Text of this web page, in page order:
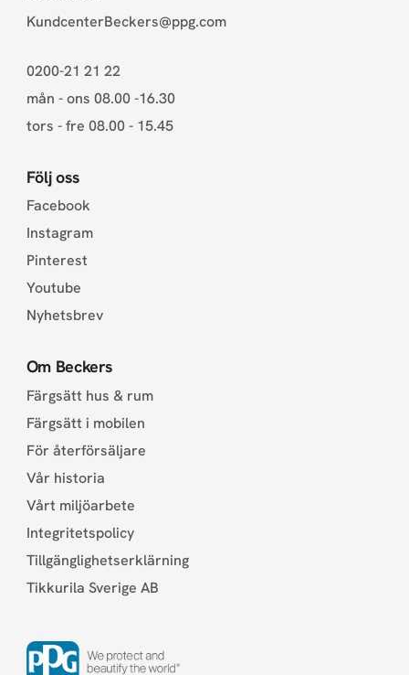
KundcenterBeckers@ppg.com
0200-21 21 22
mån - ons 08.00 -16.30
tors - fre 08.00 - 15.45
Följ oss
Facebook
Instagram
Pinterest
Youtube
Nyhetsbrev
Om Beckers
Färgsätt hus & rum
Färgsätt i mobilen
För återförsäljare
Vår historia
Vårt miljöarbete
Integritetspolicy
Tillgänglighetserklärning
Tikkurila Sverige AB